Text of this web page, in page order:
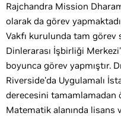
Rajchandra Mission
olarak da görev
Vakfı kurulunda tam görev
Dinlerarası İşbirliği
boyunca görev yapmıştır.
Riverside'da Uygulamalı
derecesini
Matematik alanında lisans